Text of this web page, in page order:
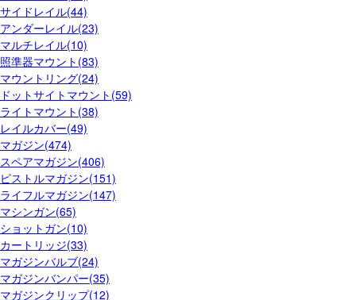
サイドレイル(44)
アンダーレイル(23)
マルチレイル(10)
照準器マウント(83)
マウントリング(24)
ドットサイトマウント(59)
ライトマウント(38)
レイルカバー(49)
マガジン(474)
スペアマガジン(406)
ピストルマガジン(151)
ライフルマガジン(147)
マシンガン(65)
ショットガン(10)
カートリッジ(33)
マガジンバルブ(24)
マガジンバンパー(35)
マガジンクリップ(12)